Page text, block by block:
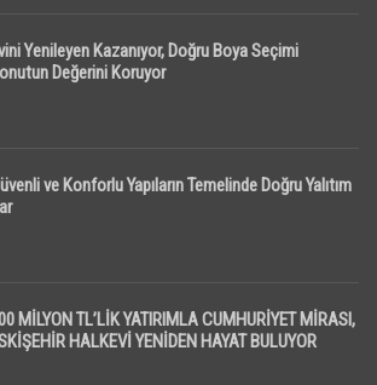
Yenileyen Kazanıyor, Doğru Boya Seçimi
Değerini Koruyor
ve Konforlu Yapıların Temelinde Doğru Yalıtım
MİLYON TL’LİK YATIRIMLA CUMHURİYET MİRASI,
HALKEVİ YENİDEN HAYAT BULUYOR